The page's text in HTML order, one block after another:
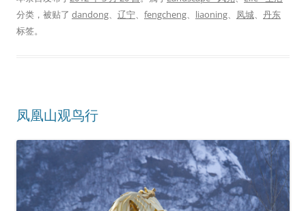
分类，被贴了 dandong、 辽宁、 fengcheng、 liaoning、 凤城、 丹东
标签。
凤凰山观鸟行